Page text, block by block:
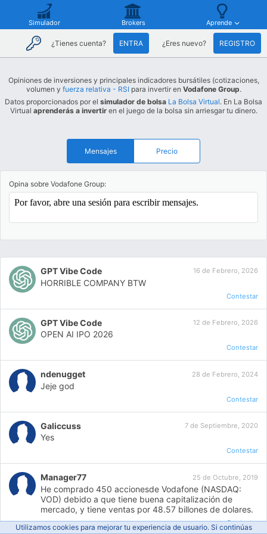
Simulador Brokers Aprende
¿Tienes cuenta? ENTRA ¿Eres nuevo? REGISTRO
Opiniones de inversiones y principales indicadores bursátiles (cotizaciones,
volumen y fuerza relativa - RSI para invertir en Vodafone Group.
Datos proporcionados por el simulador de bolsa La Bolsa Virtual. En La Bolsa
Virtual aprenderás a invertiren el juego de la bolsa sin arriesgar tu dinero.
Mensajes Precio
Opina sobre Vodafone Group:
GPT Vibe Code 16 de Febrero, 2026
HORRIBLE COMPANY BTW
Contestar
GPT Vibe Code 12 de Febrero, 2026
OPEN AI IPO 2026
Contestar
ndenugget 28 de Febrero, 2024
Jeje god
Contestar
Galiccuss 7 de Septiembre, 2020
Yes
Contestar
Manager77 25 de Octubre, 2019
He comprado 450 accionesde Vodafone (NASDAQ:
VOD) debido a que tiene buena capitalización de
mercado, y tiene ventas por 48.57 billones de dolares.
Contestar
Utilizamos cookies para mejorar tu experiencia de usuario. Si continúas